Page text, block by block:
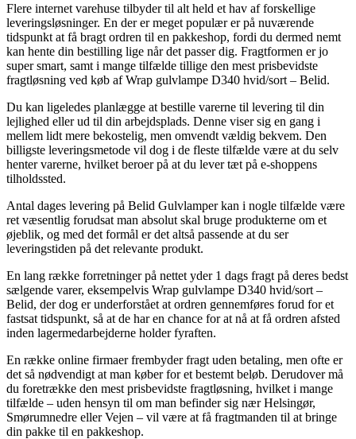
Flere internet varehuse tilbyder til alt held et hav af forskellige
leveringsløsninger. En der er meget populær er på nuværende
tidspunkt at få bragt ordren til en pakkeshop, fordi du dermed nemt
kan hente din bestilling lige når det passer dig. Fragtformen er jo
super smart, samt i mange tilfælde tillige den mest prisbevidste
fragtløsning ved køb af Wrap gulvlampe D340 hvid/sort – Belid.
Du kan ligeledes planlægge at bestille varerne til levering til din
lejlighed eller ud til din arbejdsplads. Denne viser sig en gang i
mellem lidt mere bekostelig, men omvendt vældig bekvem. Den
billigste leveringsmetode vil dog i de fleste tilfælde være at du selv
henter varerne, hvilket beroer på at du lever tæt på e-shoppens
tilholdssted.
Antal dages levering på Belid Gulvlamper kan i nogle tilfælde være
ret væsentlig forudsat man absolut skal bruge produkterne om et
øjeblik, og med det formål er det altså passende at du ser
leveringstiden på det relevante produkt.
En lang række forretninger på nettet yder 1 dags fragt på deres bedst
sælgende varer, eksempelvis Wrap gulvlampe D340 hvid/sort –
Belid, der dog er underforstået at ordren gennemføres forud for et
fastsat tidspunkt, så at de har en chance for at nå at få ordren afsted
inden lagermedarbejderne holder fyraften.
En række online firmaer frembyder fragt uden betaling, men ofte er
det så nødvendigt at man køber for et bestemt beløb. Derudover må
du foretrække den mest prisbevidste fragtløsning, hvilket i mange
tilfælde – uden hensyn til om man befinder sig nær Helsingør,
Smørumnedre eller Vejen – vil være at få fragtmanden til at bringe
din pakke til en pakkeshop.